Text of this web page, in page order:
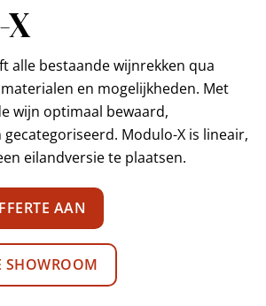
alle bestaande wijnrekken qua
en mogelijkheden. Met
wijn optimaal bewaard,
Modulo-X is lineair,
eilandversie te plaatsen.
AAN
SHOWROOM